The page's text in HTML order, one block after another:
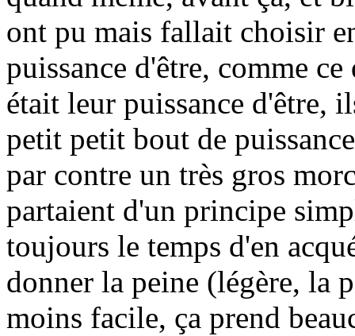
ont pu mais fallait choisir
puissance d'être, comme
était leur puissance d'être,
petit petit bout de
par contre un très gros
partaient d'un principe
toujours le temps d'en
donner la peine (légère, la
moins facile, ça prend